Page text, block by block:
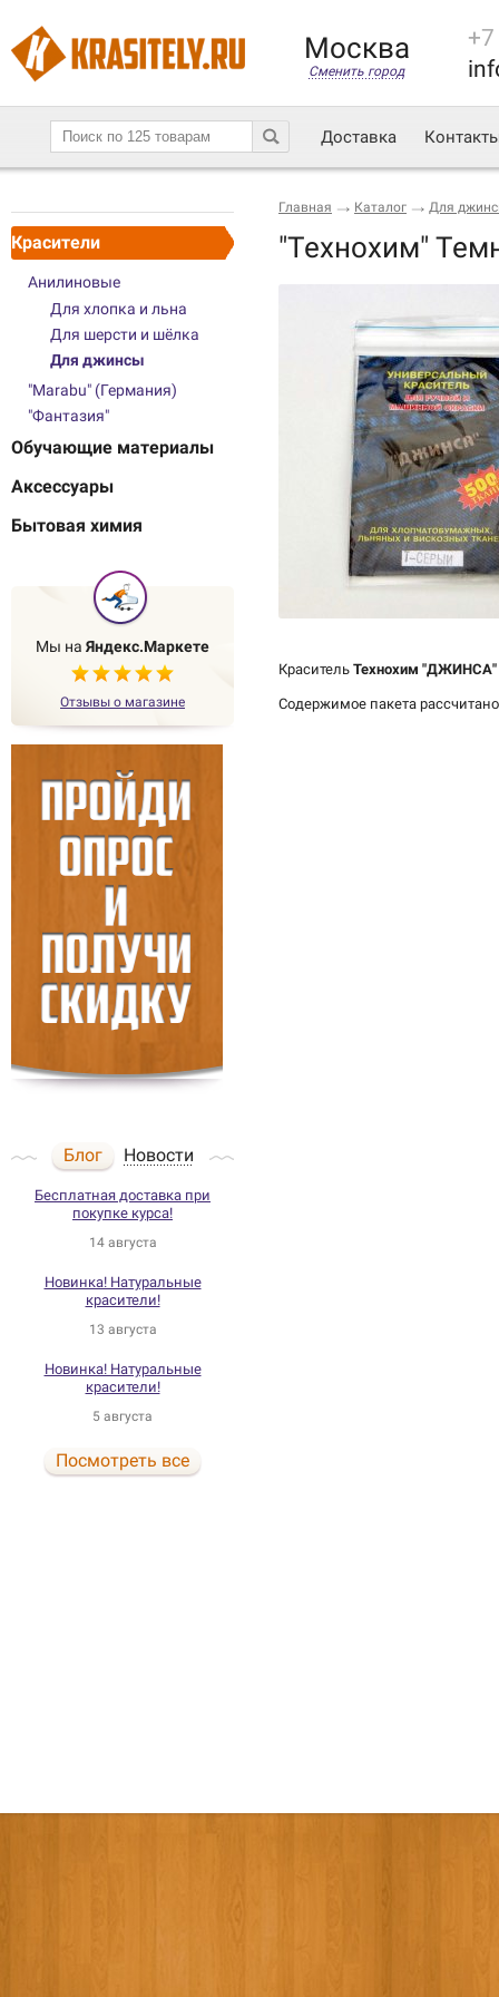
Москва
Сменить город
Доставка
Красители
Анилиновые
Для хлопка и льна
Для шерсти и шёлка
Для джинсы
"Marabu" (Германия)
"Фантазия"
Обучающие материалы
Аксессуары
Бытовая химия
Мы на Яндекс.Маркете
Отзывы о магазине
Блог Новости
Бесплатная доставка при
покупке курса!
14 августа
Новинка! Натуральные
красители!
13 августа
Новинка! Натуральные
красители!
5 августа
Посмотреть все
Главная Каталог Для
"Технохим"
Краситель Технохим "ДЖИНСА"
Содержимое пакета